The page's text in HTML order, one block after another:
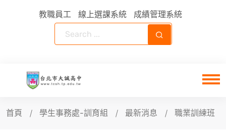
教職員工 線上選課系統 成績管理系統
首頁 學生事務處-訓育組 最新消息 職業訓練班